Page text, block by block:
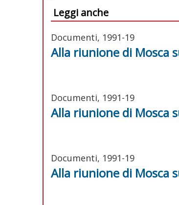
Leggi anche
Documenti, 1991-19
Alla riunione di Mosca
Documenti, 1991-19
Alla riunione di Mosca
Documenti, 1991-19
Alla riunione di Mosca